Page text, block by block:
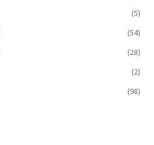
(5)
(54)
(28)
(2)
(98)